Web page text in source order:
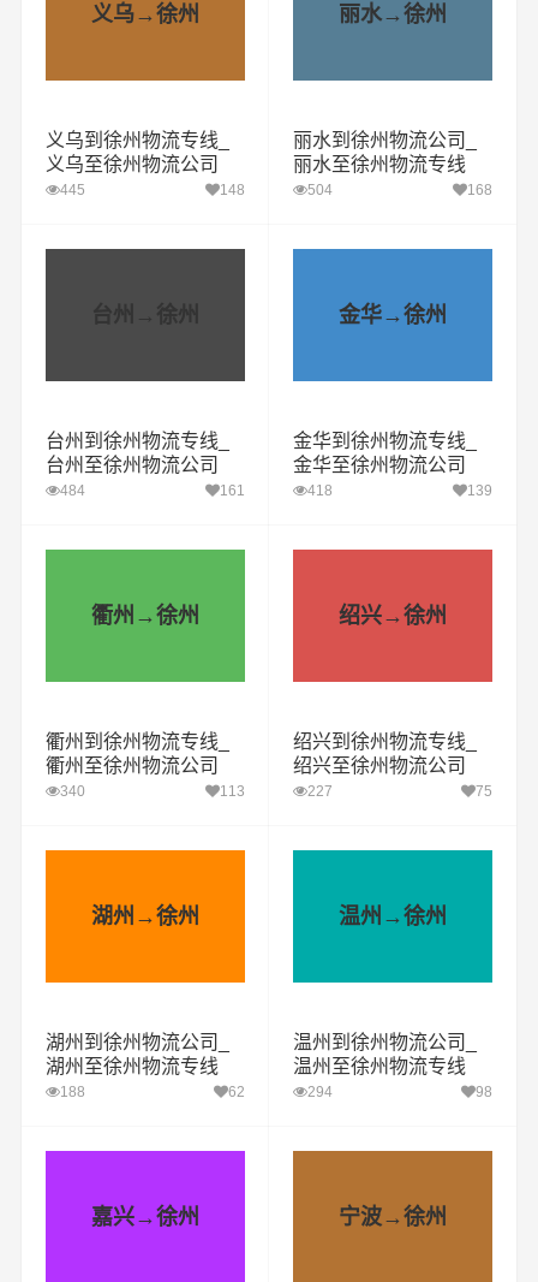
义乌→徐州
义乌到徐州物流专线_
义乌至徐州物流公司
445 148
丽水→徐州
丽水到徐州物流公司_
丽水至徐州物流专线
504 168
台州→徐州
台州到徐州物流专线_
台州至徐州物流公司
484 161
金华→徐州
金华到徐州物流专线_
金华至徐州物流公司
418 139
衢州→徐州
衢州到徐州物流专线_
衢州至徐州物流公司
340 113
绍兴→徐州
绍兴到徐州物流专线_
绍兴至徐州物流公司
227 75
湖州→徐州
湖州到徐州物流公司_
湖州至徐州物流专线
188 62
温州→徐州
温州到徐州物流公司_
温州至徐州物流专线
294 98
嘉兴→徐州 宁波→徐州